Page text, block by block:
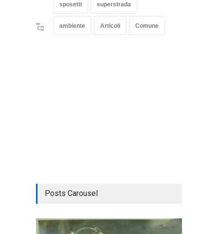
sposetti superstrada
ambiente Articoli Comune
Posts Carousel